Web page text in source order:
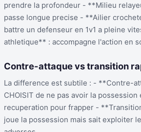
prendre la profondeur - **Milieu
passe longue precise - **Ailier
battre un defenseur en 1v1 a pleine
athletique** : accompagne l'action en
Contre-attaque vs transition
La difference est subtile : - **Contre-
CHOISIT de ne pas avoir la possession
recuperation pour frapper -
joue la possession mais sait exploiter